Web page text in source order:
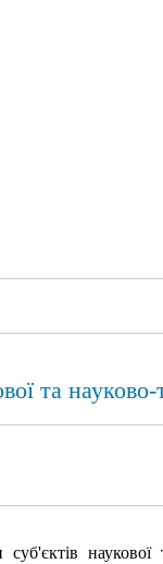
та науково-
наукової